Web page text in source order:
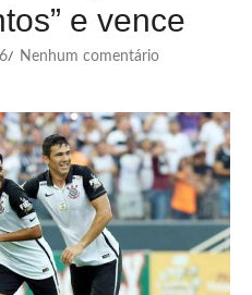
e vence
/ Nenhum comentário